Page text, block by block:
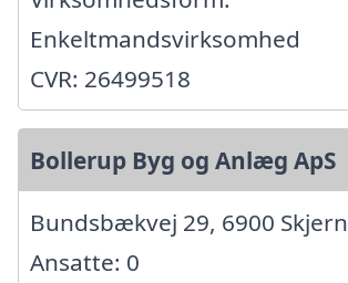
Enkeltmandsvirksomhed
CVR: 26499518
Bollerup Byg og Anlæg ApS
Bundsbækvej 29, 6900 Skjern
Ansatte: 0